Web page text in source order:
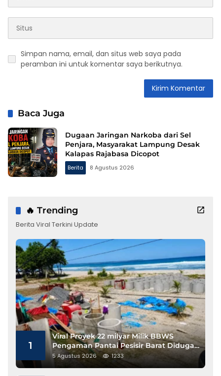
Simpan nama, email, dan situs web saya pada
peramban ini untuk komentar saya berikutnya.
Baca Juga
Dugaan Jaringan Narkoba dari Sel
Penjara, Masyarakat Lampung Desak
Kalapas Rajabasa Dicopot
Berita 8 Agustus 2026
🔥 Trending
Berita Viral Terkini Update
1
Viral Proyek 22 milyar Milik BBWS
Pengaman Pantai Pesisir Barat Diduga
Gunakan Besi Banci
5 Agustus 2026 1233